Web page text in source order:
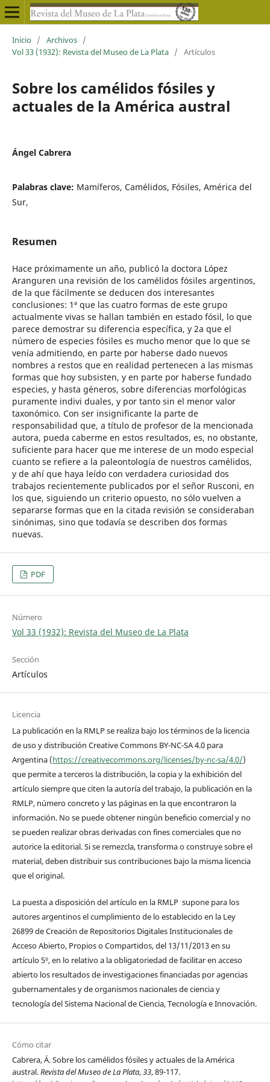
Inicio / Archivos /
Vol 33 (1932): Revista del Museo de La Plata / Artículos
Sobre los camélidos fósiles y
actuales de la América austral
Ángel Cabrera
Palabras clave: Mamíferos, Camélidos, Fósiles, América del
Sur,
Resumen
Hace próximamente un año, publicó la doctora López
Aranguren una revisión de los camélidos fósiles argentinos,
de la que fácilmente se deducen dos interesantes
conclusiones: 1ª que las cuatro formas de este grupo
actualmente vivas se hallan también en estado fósil, lo que
parece demostrar su diferencia específica, y 2a que el
número de especies fósiles es mucho menor que lo que se
venía admitiendo, en parte por haberse dado nuevos
nombres a restos que en realidad pertenecen a las mismas
formas que hoy subsisten, y en parte por haberse fundado
especies, y hasta géneros, sobre diferencias morfológicas
puramente indivi duales, y por tanto sin el menor valor
taxonómico. Con ser insignificante la parte de
responsabilidad que, a título de profesor de la mencionada
autora, pueda caberme en estos resultados, es, no obstante,
suficiente para hacer que me interese de un modo especial
cuanto se refiere a la paleontología de nuestros camélidos,
y de ahí que haya leído con verdadera curiosidad dos
trabajos recientemente publicados por el señor Rusconi, en
los que, siguiendo un criterio opuesto, no sólo vuelven a
separarse formas que en la citada revisión se consideraban
sinónimas, sino que todavía se describen dos formas
nuevas.
PDF
Número
Vol 33 (1932): Revista del Museo de La Plata
Sección
Artículos
Licencia
La publicación en la RMLP se realiza bajo los términos de la licencia
de uso y distribución Creative Commons BY-NC-SA 4.0 para
Argentina (https://creativecommons.org/licenses/by-nc-sa/4.0/)
que permite a terceros la distribución, la copia y la exhibición del
artículo siempre que citen la autoría del trabajo, la publicación en la
RMLP, número concreto y las páginas en la que encontraron la
información. No se puede obtener ningún beneficio comercial y no
se pueden realizar obras derivadas con fines comerciales que no
autorice la editorial. Si se remezcla, transforma o construye sobre el
material, deben distribuir sus contribuciones bajo la misma licencia
que el original.
La puesta a disposición del artículo en la RMLP supone para los
autores argentinos el cumplimiento de lo establecido en la Ley
26899 de Creación de Repositorios Digitales Institucionales de
Acceso Abierto, Propios o Compartidos, del 13/11/2013 en su
artículo 5º, en lo relativo a la obligatoriedad de facilitar en acceso
abierto los resultados de investigaciones financiadas por agencias
gubernamentales y de organismos nacionales de ciencia y
tecnología del Sistema Nacional de Ciencia, Tecnología e Innovación.
Cómo citar
Cabrera, Á. Sobre los camélidos fósiles y actuales de la América
austral.Revista del Museo de La Plata,33, 89-117.